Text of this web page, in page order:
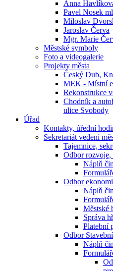
Anna
Pavel Nosek
Miloslav
Jaroslav Červa
Mgr. Marie
Městské symboly
Foto a videogalerie
Projekty města
Český Dub,
MEK - Místní
Rekonstrukce
Chodník a
ulice Svobody
Úřad
Kontakty, úřední
Sekretariát vedení
Tajemnice,
Odbor rozvoje,
Náplň
Odbor
Náplň
Městské
Správa
Platební
Odbor
Náplň